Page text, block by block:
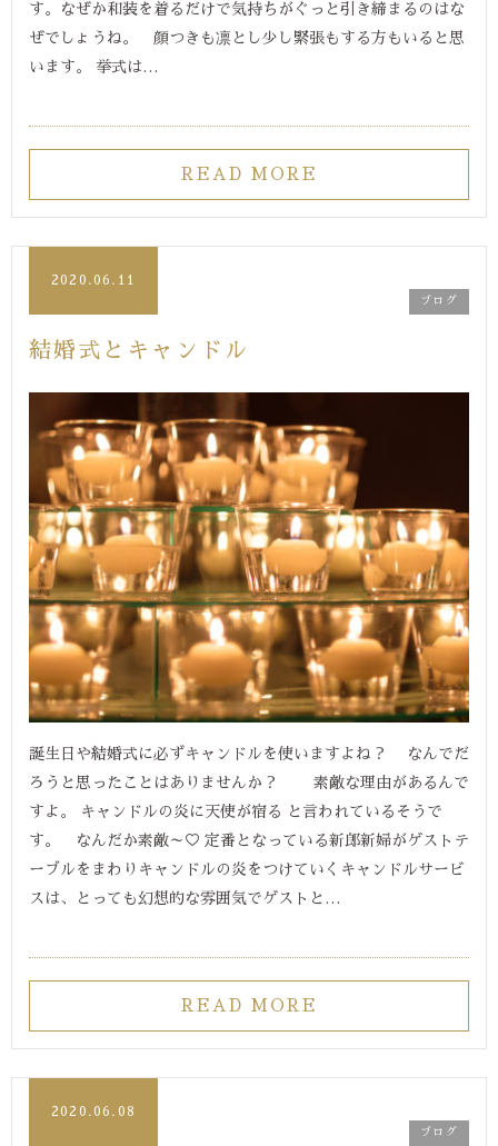
す。なぜか和装を着るだけで気持ちがぐっと引き締まるのはな
ぜでしょうね。 顔つきも凛とし少し緊張もする方もいると思
います。 挙式は…
READ MORE
2020.06.11
ブログ
結婚式とキャンドル
誕生日や結婚式に必ずキャンドルを使いますよね？ なんでだ
ろうと思ったことはありませんか？ 素敵な理由があるんで
すよ。 キャンドルの炎に天使が宿る と言われているそうで
す。 なんだか素敵～♡ 定番となっている新郎新婦がゲストテ
ーブルをまわりキャンドルの炎をつけていくキャンドルサービ
スは、とっても幻想的な雰囲気でゲストと…
READ MORE
2020.06.08
ブログ